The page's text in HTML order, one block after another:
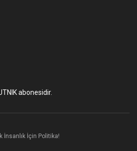
abonesidir.
İnsanlık İçin Politika!